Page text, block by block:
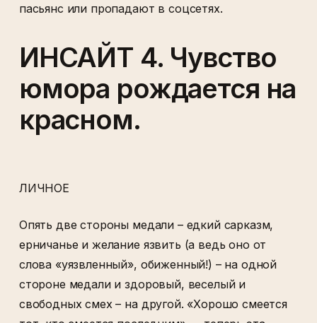
пасьянс или пропадают в соцсетях.
ИНСАЙТ 4. Чувство
юмора рождается на
красном.
ЛИЧНОЕ
Опять две стороны медали – едкий сарказм,
ерничанье и желание язвить (а ведь оно от
слова «уязвленный», обиженный!) – на одной
стороне медали и здоровый, веселый и
свободных смех – на другой. «Хорошо смеется